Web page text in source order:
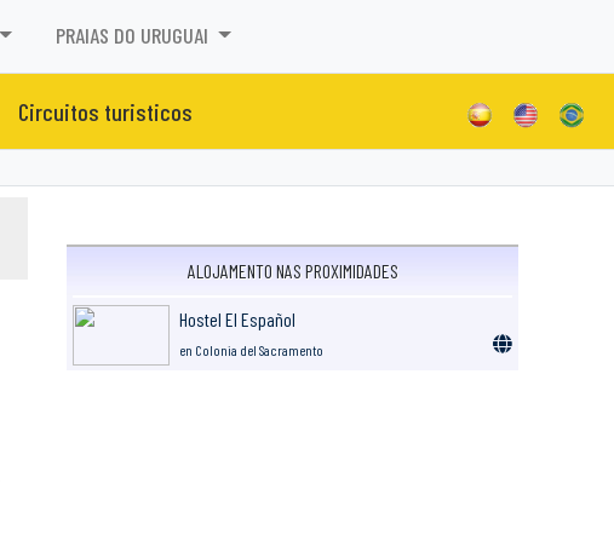
PRAIAS DO URUGUAI
Circuitos turisticos
ALOJAMENTO NAS PROXIMIDADES
Hostel El Español
en Colonia del Sacramento